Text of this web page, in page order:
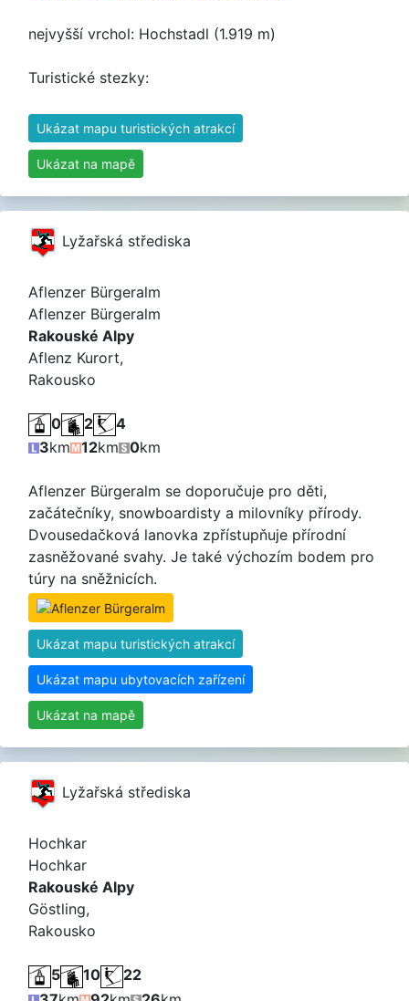
nejvyšší vrchol: Hochstadl (1.919 m)
Turistické stezky:
Ukázat mapu turistických atrakcí
Ukázat na mapě
Lyžařská střediska
Aflenzer Bürgeralm
Aflenzer Bürgeralm
Rakouské Alpy
Aflenz Kurort,
Rakousko
0 2
4
3km 12km 0km
Aflenzer Bürgeralm se doporučuje pro děti,
začátečníky, snowboardisty a milovníky přírody.
Dvousedačková lanovka zpřístupňuje přírodní
zasněžované svahy. Je také výchozím bodem pro
túry na sněžnicích.
Ukázat mapu turistických atrakcí
Ukázat mapu ubytovacích zařízení
Ukázat na mapě
Lyžařská střediska
Hochkar
Hochkar
Rakouské Alpy
Göstling,
Rakousko
5 10
22